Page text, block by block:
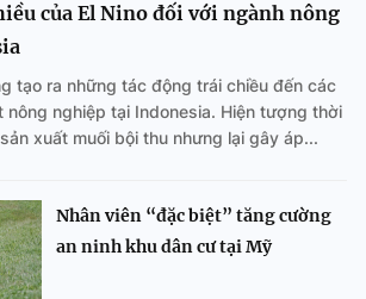
của El Nino đối với ngành nông
tạo ra những tác động trái chiều đến các
nông nghiệp tại Indonesia. Hiện tượng thời
xuất muối bội thu nhưng lại gây áp...
Nhân viên “đặc biệt” tăng cường
an ninh khu dân cư tại Mỹ